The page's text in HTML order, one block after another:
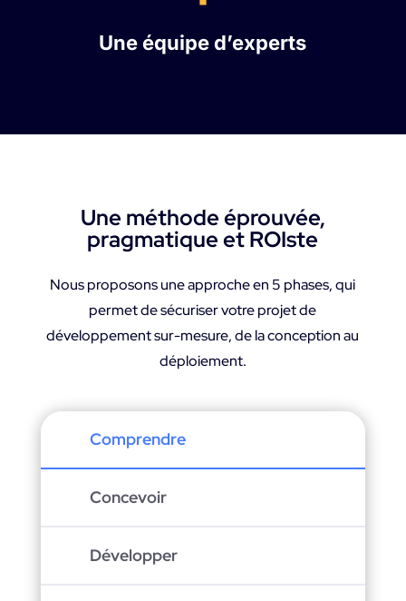
Une équipe d’experts
Une méthode éprouvée,
pragmatique et ROIste
Nous proposons une approche en 5 phases, qui
permet de sécuriser votre projet de
développement sur-mesure, de la conception au
déploiement.
Comprendre
Concevoir
Développer